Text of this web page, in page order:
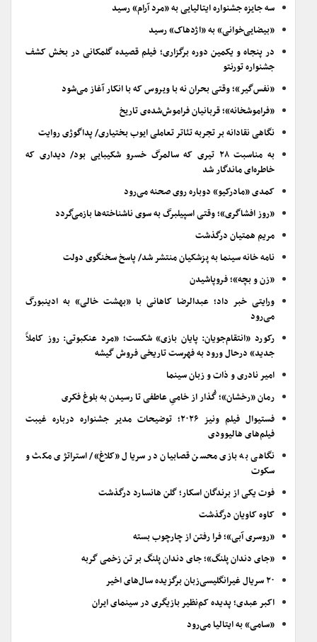
سه جایزه جشنواره ایتالیایی به «مرد آرام» رسید
«بیضایی‌خوانی» به «اژدهاک» رسید
در پنجاه و یکمین دوره برگزاری؛ فیلم قصیده گلمکانی در بخش کشف
جشنواره تورنتو
«نفس‌گیر»؛ وقتی بحران نه با ویروس که با انکار آغاز می‌شود
«فراموشخانه»؛ قربانیان فراموش‌شده‌ی تاریخ
نگاهی نقادانه بر تجربه تئاتر تعاملی ایوب بختیاری/ پداگوژی روایت
به مناسبت ۲۸ تیری که سالمرگ خسرو شکیبایی بود/ دیداری که
خاطره‌ای ماندگار شد
کمدی «مادرکیو» دوباره روی صحنه می‌رود
«روز افشاگری»؛ وقتی اسپیلبرگ به سوی ناشناخته‌ها بازمی‌گردد
مریم همتیان درگذشت
نامه خانه سینما به پزشکیان منتشر شد/ پاسخ سخنگوی دولت
«زن و بچه»؛ فروپاشیدن
ورایتی خبر داد؛ عبدالرضا کاهانی با «بهشت خالی» به ادینبورگ
می‌رود
رکورد «انتقام‌جویان: پایان بازی» شکست؛ «مرد عنکبوتی: روز کاملاً
جدید» درحال ورود به فهرست تاریخی فروش گیشه
امیر نادری و ذات و زبان سینما
رمان «رخشان»؛ گُذار از خامیِ عاطفی تا رسیدن به بلوغ فکری
فستیوال فیلم ونیز ۲۰۲۶؛ توضیحات مدیر جشنواره درباره غیبت
فیلم‌های هالیوودی
نگاهی به بازی محسن قصابیان در سریال «کلاغ»/ استراتژی مکث و
سکوت
فوت یکی از برندگان اسکار؛ گلن هانسارد درگذشت
کاوه کاویان درگذشت
«روسری آبی»؛ فرا رفتن از چارچوب بسته
«جای دندان پلنگ»؛ جای دندان پلنگ بر تن زخمی گربه
۲۰ سریال غیرانگلیسی‌زبان برگزیده سال‌های اخیر
اکبر عبدی؛ پدیده کم‌نظیر بازیگری در سینمای ایران
«سامی» به ایتالیا می‌رود